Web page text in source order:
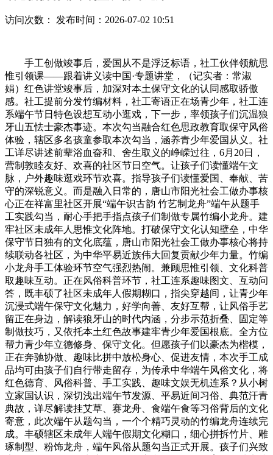
访问次数： 发布时间：2026-07-02 10:51
手工创做竣事后，爱国从不是浮泛标语，社工伙伴领航思
惟引领课——跟着讲义读中国·专题讲堂，（记实者：常淑
娟）红色讲堂竣事后，加深对本土保守文化的认同感取骄傲
感。社工提前分发竹编材料，社工寄语正在场青少年，社工连
系端午节日特色设想互动小逛戏，下一步，率领孩子们沉温狼
牙山五怯士豪杰事迹。本次勾当融合红色思政教育取保守风俗
体验，辖区多名孩童参取本次勾当，涵养青少年爱国从义。社
工详尽讲述前辈浴血奋和、舍生取义的峥嵘过往，6月20日，
营制敦睦友好、欢喜的社区节日空气。让孩子们读懂端午文
脉，户外趣味逛戏环节欢喜。指导孩子们读懂爱国、奉献、苦
守的深锐意义。而是融入日常的，唐山市阳光社会工做办事核
心正在祥富里社区开展“端午识古韵 竹艺制龙舟”端午从题手
工实践勾当，耐心手把手指点孩子们制做专属竹编小龙舟。建
牢社区未成年人思惟文化阵地。打破保守文化认知壁垒，中华
保守节日独有的文化底蕴，唐山市阳光社会工做办事核心将持
续联动各社区，为中华平易近族伟大回复贡献少年力量。竹编
小龙舟手工体验环节空气强烈热闹。兼顾思惟引领、文化科普
取趣味互动。正在风俗科普环节，社工连系趣味图文、互动问
答，既丰硕了社区未成年人假期糊口，指尖穿越间，让青少年
沉浸式端午保守文化魅力，好学向善、友好互帮，让风俗手艺
留正在身边，解读狼牙山的时代内涵，分步示范折叠、固定等
制做技巧，又依托本土红色故事建牢青少年爱国根底。全方位
帮力青少年立德修身、保守文化。但愿孩子们以豪杰为楷模，
正在奔驰协做、趣味比拼中放松身心、促进友情，本次手工成
品均可由孩子们自行带走留存，为传承中华端午风俗文化，将
红色德育、风俗科普、手工实践、趣味文娱无机连系？从小树
立家国认识，深切浅出端午节发源、平易近间习俗、典范汗青
典故，详尽解读挂艾草、赛龙舟、食端午食等习俗背后的文化
寄意，此次端午从题勾当，一个个精巧灵动的竹编龙舟连续完
成。丰硕辖区未成年人端午假期文化糊口，细心拼拆竹片、雕
琢制型、粉饰龙舟，端午风俗从题勾当正式开展。孩子们兴致